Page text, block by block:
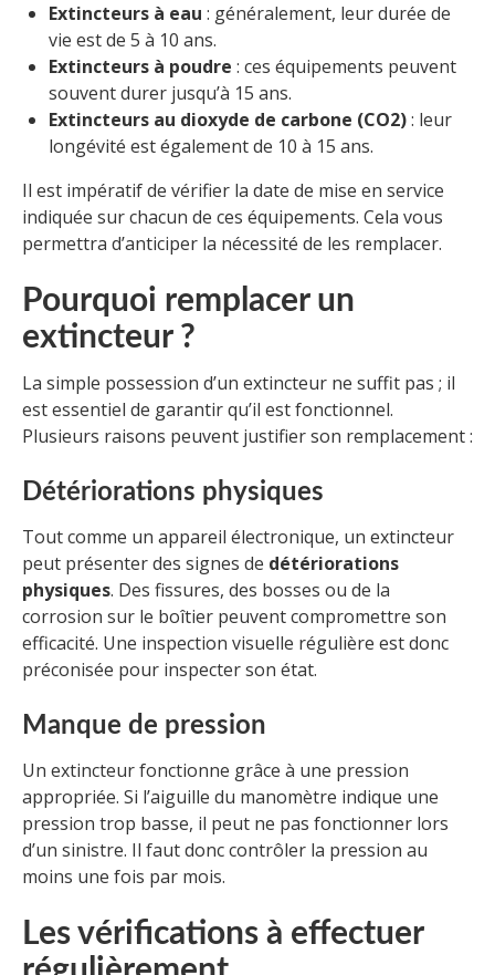
Extincteurs à eau : généralement, leur durée de
vie est de 5 à 10 ans.
Extincteurs à poudre : ces équipements peuvent
souvent durer jusqu’à 15 ans.
Extincteurs au dioxyde de carbone (CO2): leur
longévité est également de 10 à 15 ans.
Il est impératif de vérifier la date de mise en service
indiquée sur chacun de ces équipements. Cela vous
permettra d’anticiper la nécessité de les remplacer.
Pourquoi remplacer un
extincteur ?
La simple possession d’un extincteur ne suffit pas ; il
est essentiel de garantir qu’il est fonctionnel.
Plusieurs raisons peuvent justifier son remplacement :
Détériorations physiques
Tout comme un appareil électronique, un extincteur
peut présenter des signes de détériorations
physiques. Des fissures, des bosses ou de la
corrosion sur le boîtier peuvent compromettre son
efficacité. Une inspection visuelle régulière est donc
préconisée pour inspecter son état.
Manque de pression
Un extincteur fonctionne grâce à une pression
appropriée. Si l’aiguille du manomètre indique une
pression trop basse, il peut ne pas fonctionner lors
d’un sinistre. Il faut donc contrôler la pression au
moins une fois par mois.
Les vérifications à effectuer